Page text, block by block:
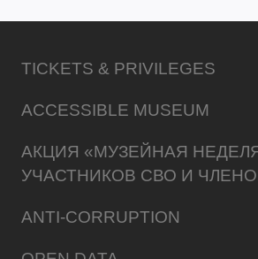
TICKETS & PRIVILEGES
ACCESSIBLE MUSEUM
АКЦИЯ «МУЗЕЙНАЯ
УЧАСТНИКОВ СВО И
ANTI-CORRUPTION